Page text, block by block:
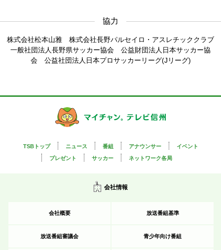
協力
株式会社松本山雅 株式会社長野パルセイロ・アスレチッククラブ
一般社団法人長野県サッカー協会 公益財団法人日本サッカー協
会 公益社団法人日本プロサッカーリーグ(Jリーグ)
TSBトップ ニュース 番組 アナウンサー
イベント
プレゼント
サッカー ネットワーク各局
会社情報
会社概要 放送番組基準
放送番組審議会 青少年向け番組